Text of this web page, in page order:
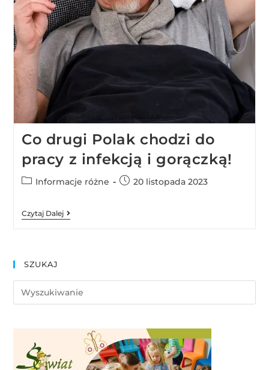
Co drugi Polak chodzi do
pracy z infekcją i gorączką!
Informacje różne 20 listopada 2023
Czytaj Dalej
SZUKAJ